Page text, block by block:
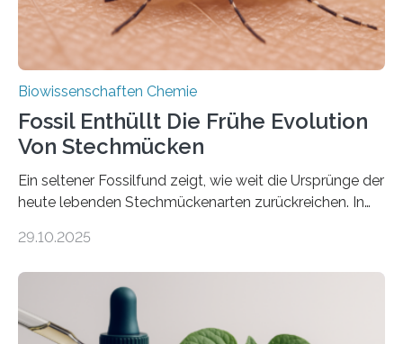
Biowissenschaften Chemie
Fossil Enthüllt Die Frühe Evolution
Von Stechmücken
Ein seltener Fossilfund zeigt, wie weit die Ursprünge der
heute lebenden Stechmückenarten zurückreichen. In
Forschende die bisher älteste bekannte Stechmücken-
Region Kachin in Myanmar und hat sich in
ausgezeichnetem Zustand erhalten. Es konnte als neue
Art einer neuen Gattung beschrieben werden und trägt
29.10.2025